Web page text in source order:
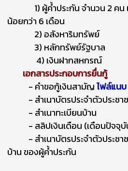
1) ผู้ค้ำประกันจำนวน 2 คน
น้อยกว่า 6 เดือน
2) อสังหาริมทรัพย์
3) หลักทรัพย์รัฐบาล
4) เงินฝากสหกรณ์
เอกสารประกอบการยื่นกู้
- คําขอกู้เงินสามัญไฟล์แนบ
- สำเนาบัตรประจำตัวประชา
- สำเนาทะเบียนบ้าน
- สลิปเงินเดือน (เดือนปัจจุบั
- สำเนาบัตรประจำตัวประชาช
บ้าน ของผู้ค้ำประกัน